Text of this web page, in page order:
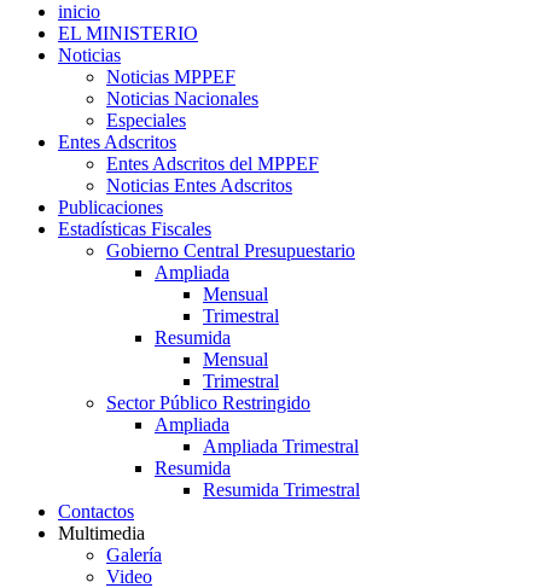
inicio
EL MINISTERIO
Noticias
Noticias MPPEF
Noticias Nacionales
Especiales
Entes Adscritos
Entes Adscritos del MPPEF
Noticias Entes Adscritos
Publicaciones
Estadísticas Fiscales
Gobierno Central Presupuestario
Ampliada
Mensual
Trimestral
Resumida
Mensual
Trimestral
Sector Público Restringido
Ampliada
Ampliada Trimestral
Resumida
Resumida Trimestral
Contactos
Multimedia
Galería
Video